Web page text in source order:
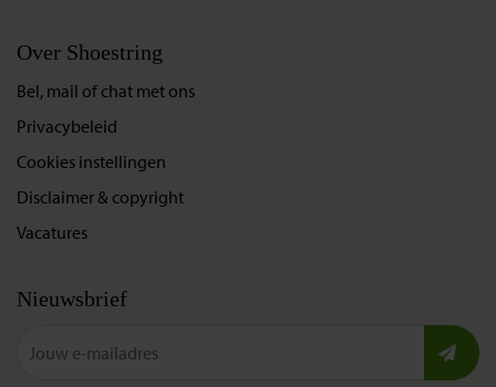
Over Shoestring
Bel, mail of chat met ons
Privacybeleid
Cookies instellingen
Disclaimer & copyright
Vacatures
Nieuwsbrief